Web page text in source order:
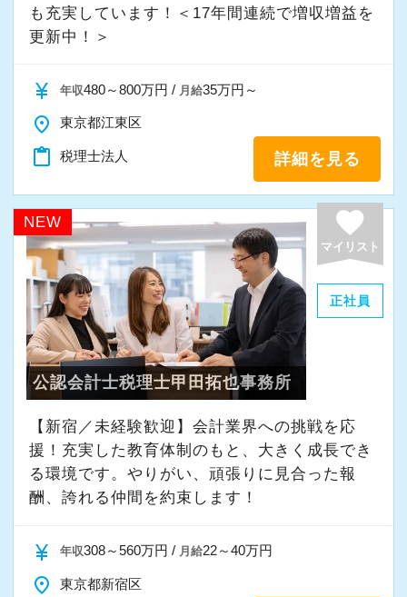
も充実しています！＜17年間連続で増収増益を
更新中！＞
currency_yen 年収480～800万円 / 月給35万円～
place 東京都江東区
content_paste 税理士法人 詳細を見る
NEW favorite
マイリスト
正社員
公認会計士税理士甲田拓也事務所
【新宿／未経験歓迎】会計業界への挑戦を応
援！充実した教育体制のもと、大きく成長でき
る環境です。やりがい、頑張りに見合った報
酬、誇れる仲間を約束します！
currency_yen 年収308～560万円 / 月給22～40万円
place 東京都新宿区